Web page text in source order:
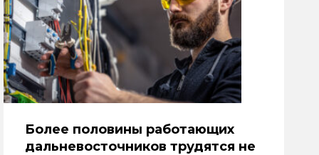
Более половины работающих
дальневосточников трудятся не